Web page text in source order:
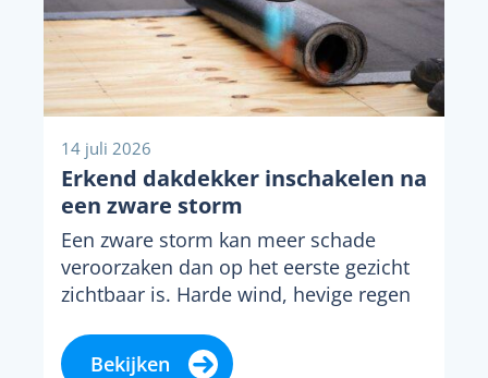
14 juli 2026
Erkend dakdekker inschakelen na
een zware storm
Een zware storm kan meer schade
veroorzaken dan op het eerste gezicht
zichtbaar is. Harde wind, hevige regen
Bekijken